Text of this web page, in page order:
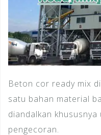
Beton cor ready mix
satu bahan material
diandalkan
pengecoran.